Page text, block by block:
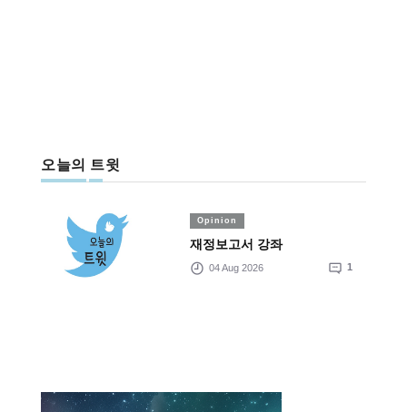
오늘의 트윗
Opinion
재정보고서 강좌
04 Aug 2026 1